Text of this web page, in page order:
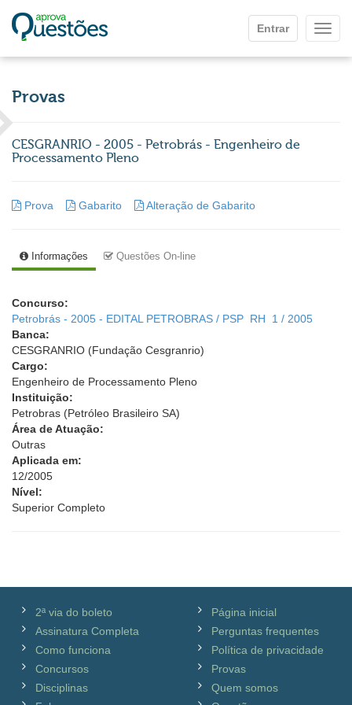
Entrar
Provas
CESGRANRIO - 2005 - Petrobrás - Engenheiro de
Processamento Pleno
Prova Gabarito Alteração de Gabarito
Informações Questões On-line
Concurso:
Petrobrás - 2005 - EDITAL PETROBRAS / PSP  RH  1 / 2005
Banca:
CESGRANRIO (Fundação Cesgranrio)
Cargo:
Engenheiro de Processamento Pleno
Instituição:
Petrobras (Petróleo Brasileiro SA)
Área de Atuação:
Outras
Aplicada em:
12/2005
Nível:
Superior Completo
2ª via do boleto
Assinatura Completa
Como funciona
Concursos
Disciplinas
Página inicial
Perguntas frequentes
Política de privacidade
Provas
Quem somos